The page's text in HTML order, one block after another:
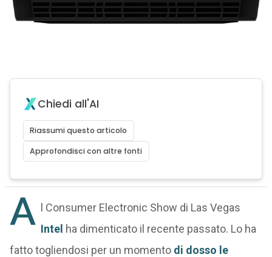
Chiedi all'AI
Riassumi questo articolo
Approfondisci con altre fonti
A
l Consumer Electronic Show di Las Vegas
Intel ha dimenticato il recente passato. Lo ha
fatto togliendosi per un momento di dosso le